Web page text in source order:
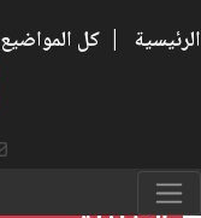
الرئيسية | كل المواضيع